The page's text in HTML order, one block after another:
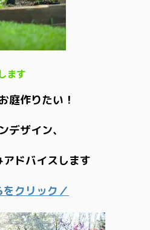
ます
庭作りたい！
デザイン、
ドバイスします
をクリック／